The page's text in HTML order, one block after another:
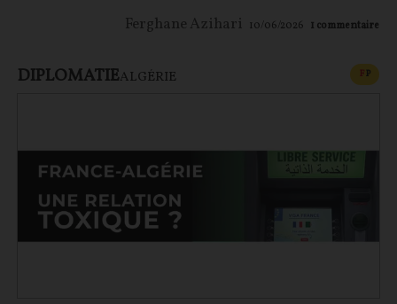
Ferghane Azihari 10/06/2026 1 commentaire
DIPLOMATIEALGÉRIE FP